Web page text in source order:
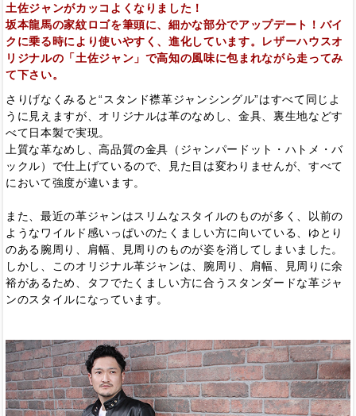
土佐ジャンがカッコよくなりました！
坂本龍馬の家紋ロゴを筆頭に、細かな部分でアップデート！バイ
クに乗る時により使いやすく、進化しています。レザーハウスオ
リジナルの「土佐ジャン」で高知の風味に包まれながら走ってみ
て下さい。
さりげなくみると“スタンド襟革ジャンシングル”はすべて同じよ
うに見えますが、オリジナルは革のなめし、金具、裏生地などす
べて日本製で実現。
上質な革なめし、高品質の金具（ジャンパードット・ハトメ・バ
ックル）で仕上げているので、見た目は変わりませんが、すべて
において強度が違います。
また、最近の革ジャンはスリムなスタイルのものが多く、以前の
ようなワイルド感いっぱいのたくましい方に向いている、ゆとり
のある腕周り、肩幅、見周りのものが姿を消してしまいました。
しかし、このオリジナル革ジャンは、腕周り、肩幅、見周りに余
裕があるため、タフでたくましい方に合うスタンダードな革ジャ
ンのスタイルになっています。